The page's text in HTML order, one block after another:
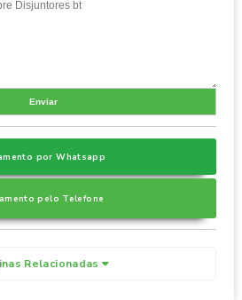
por Whatsapp
pelo Telefone
Relacionadas